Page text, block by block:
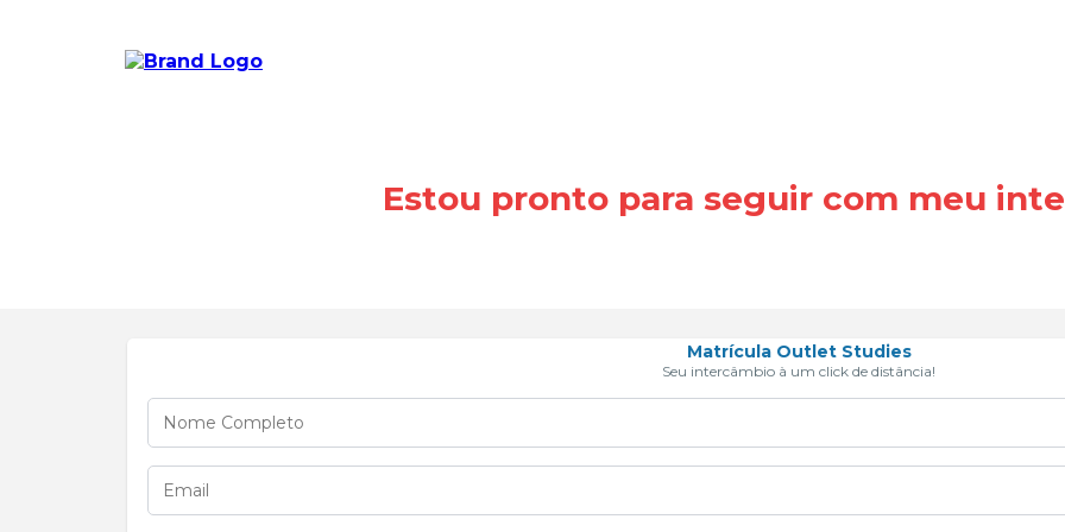
Estou pronto para seguir com meu
Matrícula Outlet Studies
Seu intercâmbio à um click de distância!